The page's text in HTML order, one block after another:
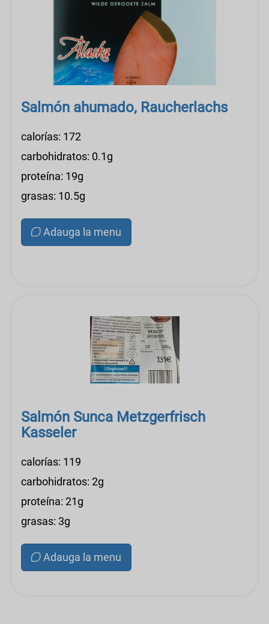
Salmón ahumado, Raucherlachs
calorías: 172
carbohidratos: 0.1g
proteína: 19g
grasas: 10.5g
Adauga la menu
Salmón Sunca Metzgerfrisch
Kasseler
calorías: 119
carbohidratos: 2g
proteína: 21g
grasas: 3g
Adauga la menu